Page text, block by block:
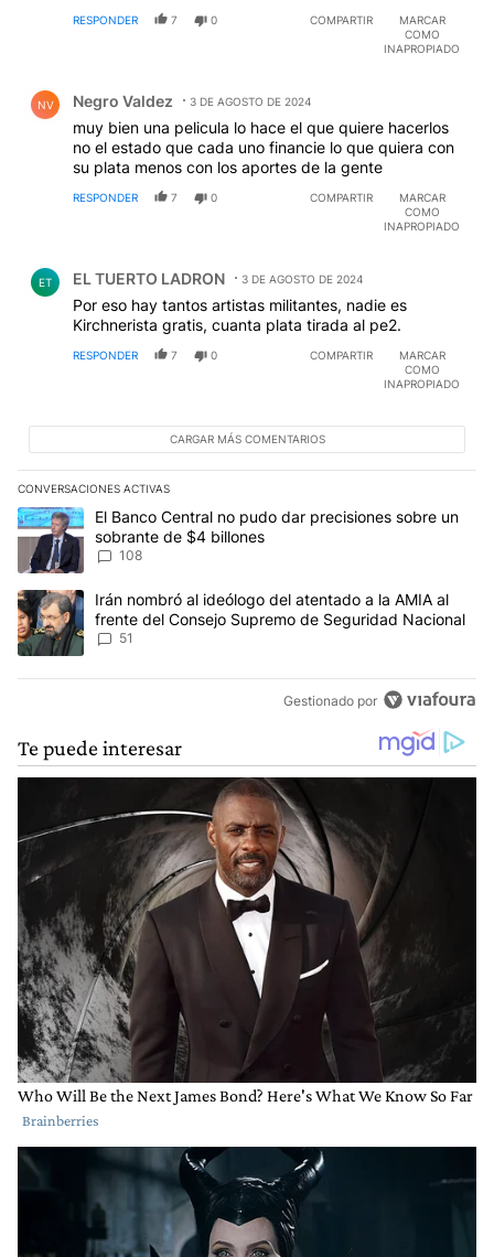
RESPONDER 7 0 COMPARTIR
MARCAR
COMO
INAPROPIADO
NV Negro Valdez 3 DE AGOSTO DE 2024
muy bien una pelicula lo hace el que quiere hacerlos
no el estado que cada uno financie lo que quiera con
su plata menos con los aportes de la gente
RESPONDER 7 0 COMPARTIR
MARCAR
COMO
INAPROPIADO
ET EL TUERTO LADRON 3 DE AGOSTO DE 2024
Por eso hay tantos artistas militantes, nadie es
Kirchnerista gratis, cuanta plata tirada al pe2.
RESPONDER 7 0 COMPARTIR
MARCAR
COMO
INAPROPIADO
CARGAR MÁS COMENTARIOS
CONVERSACIONES ACTIVAS
Este listado muestra los artículos con más comentarios en los
Un artículo de tendencia con el título "El Banco Central no pudo
El Banco Central no pudo dar precisiones sobre un
sobrante de $4 billones
108
Un artículo de tendencia con el título "Irán nombró al ideólogo
Irán nombró al ideólogo del atentado a la AMIA al
frente del Consejo Supremo de Seguridad Nacional
51
Gestionado por